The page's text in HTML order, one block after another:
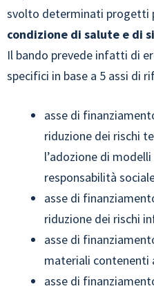
svolto determinati progetti
condizione di salute e di
Il bando prevede infatti di
specifici in base a 5 assi di
asse di
riduzione dei rischi
l’adozione di
responsabilità
asse di
riduzione dei rischi
asse di
materiali contenenti
asse di